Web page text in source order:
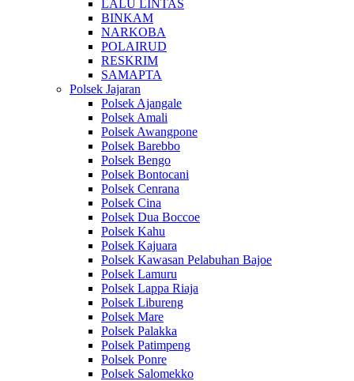
LALU LINTAS
BINKAM
NARKOBA
POLAIRUD
RESKRIM
SAMAPTA
Polsek Jajaran
Polsek Ajangale
Polsek Amali
Polsek Awangpone
Polsek Barebbo
Polsek Bengo
Polsek Bontocani
Polsek Cenrana
Polsek Cina
Polsek Dua Boccoe
Polsek Kahu
Polsek Kajuara
Polsek Kawasan Pelabuhan Bajoe
Polsek Lamuru
Polsek Lappa Riaja
Polsek Libureng
Polsek Mare
Polsek Palakka
Polsek Patimpeng
Polsek Ponre
Polsek Salomekko